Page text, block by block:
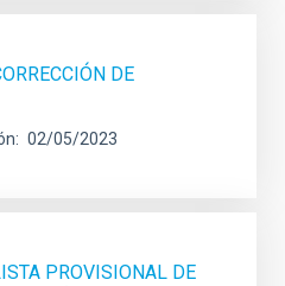
DE
02/05/2023
PROVISIONAL DE